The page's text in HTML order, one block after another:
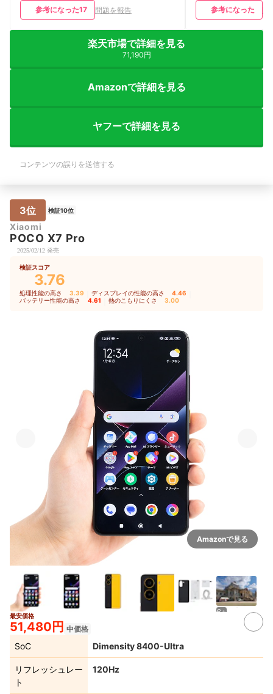
利になりました。
参考になった17 問題を報告 参考になった
楽天市場で詳細を見る
71,190円
Amazonで詳細を見る
ヤフーで詳細を見る
コンテンツの誤りを送信する
3位 検証10位
Xiaomi
POCO X7 Pro
2025/02/12 発売
検証スコア
3.76
処理性能の高さ 3.39 ディスプレイの性能の高さ 4.46
バッテリー性能の高さ 4.61 熱のこもりにくさ 3.00
Amazonで見る
6+
最安価格
51,480円 中価格
SoC Dimensity 8400-Ultra
リフレッシュレー
ト
120Hz